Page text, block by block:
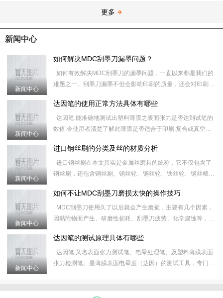
更多
新闻中心
新闻中心
如何解决MDC刮墨刀漏墨问题？
如何有效解决MDC刮墨刀的漏墨问题，一直以来都是我们的
难题之一。刮墨刀漏墨不但会影响印刷的质量，还会对印刷器
出现
新闻中心
达因笔的使用正常方法具体有哪些
达因笔.能准确地测试出塑料薄膜之表面张力是否达到试笔的
数值.令使用者清楚了解此薄膜是否适合于印刷.复合或真空镀
新闻中心
进口钢丝刷的分类及丝的材质分析
进口钢丝刷在本文其实是金属丝磨具的统称，它不仅包含了
钢丝刷，还包含铜丝刷、钢丝轮、铜丝轮、铁丝轮、钢丝棉、
&nb
新闻中心
如何不让MDC刮墨刀磨损太快的操作技巧
MDC刮墨刀使用久了以后就会产生磨损，主要有几个因素，
因黏附物而产生、研磨性损耗、刮墨刀疲劳、化学腐蚀等，这
的使
新闻中心
达因笔的测试原理具体有哪些
达因笔,又名表面张力测试笔、电晕处理笔、及塑料薄膜表面
张力检测笔。是薄膜表面电晕度（达因）的测试工具，专门用